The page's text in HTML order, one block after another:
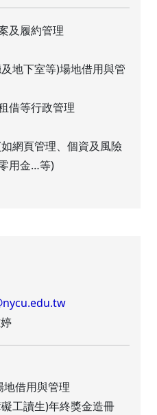
及履約管理
地下室等)場地借用與管
借等行政管理
網頁管理、個資及風險
用金…等)
借用與管理
工讀生)年終獎金造冊